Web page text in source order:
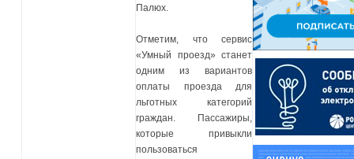
Палюх.
Отметим, что сервис
«Умный проезд» станет
одним из вариантов
оплаты проезда для
льготных категорий
граждан. Пассажиры,
которые привыкли
пользоваться